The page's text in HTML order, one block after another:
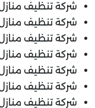
شركة تنظيف
شركة تنظيف
شركة تنظيف
شركة تنظيف
شركة تنظيف
شركة تنظيف
شركة تنظيف